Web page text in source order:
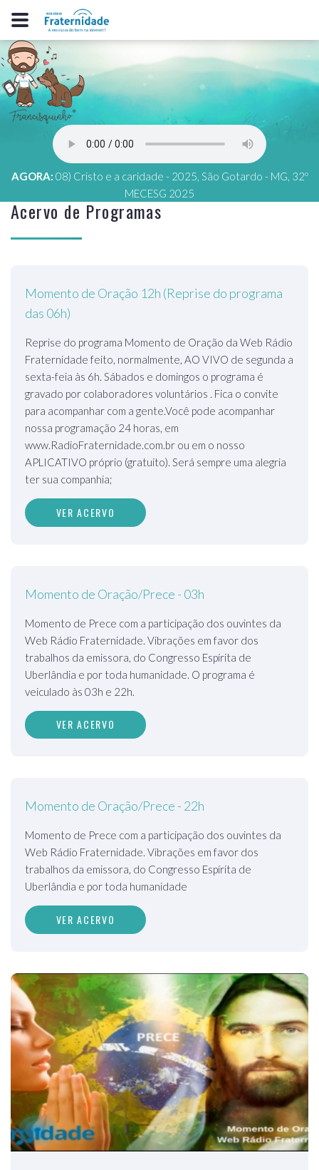
AGORA: 08) Cristo e a caridade - 2025, São Gotardo - MG, 32º
MECESG 2025
Acervo de Programas
Momento de Oração 12h (Reprise do programa
das 06h)
Reprise do programa Momento de Oração da Web Rádio
Fraternidade feito, normalmente, AO VIVO de segunda a
sexta-feia às 6h. Sábados e domingos o programa é
gravado por colaboradores voluntários . Fica o convite
para acompanhar com a gente.Você pode acompanhar
nossa programação 24 horas, em
www.RadioFraternidade.com.br ou em o nosso
APLICATIVO próprio (gratuito). Será sempre uma alegria
ter sua companhia;
VER ACERVO
Momento de Oração/Prece - 03h
Momento de Prece com a participação dos ouvintes da
Web Rádio Fraternidade. Vibrações em favor dos
trabalhos da emissora, do Congresso Espírita de
Uberlândia e por toda humanidade. O programa é
veiculado às 03h e 22h.
VER ACERVO
Momento de Oração/Prece - 22h
Momento de Prece com a participação dos ouvintes da
Web Rádio Fraternidade. Vibrações em favor dos
trabalhos da emissora, do Congresso Espírita de
Uberlândia e por toda humanidade
VER ACERVO